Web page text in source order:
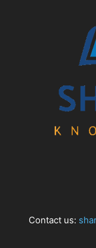
Contact us: